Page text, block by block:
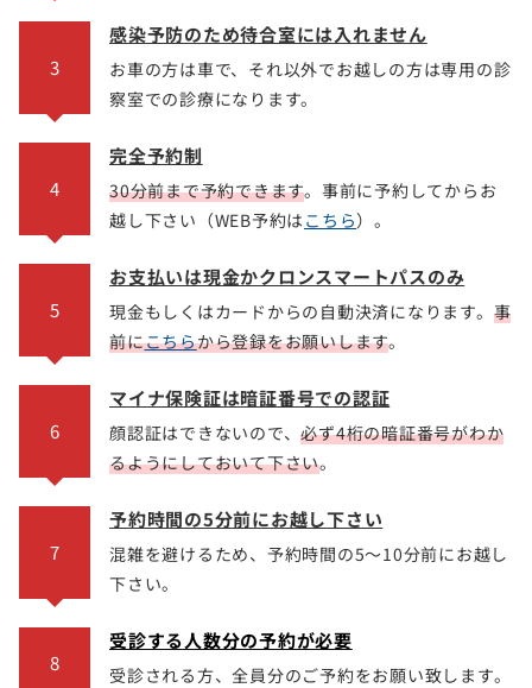
3
感染予防のため待合室には入れません
お車の方は車で、それ以外でお越しの方は専用の診
察室での診療になります。
4
完全予約制
30分前まで予約できます。事前に予約してからお
越し下さい（WEB予約は こちら）。
5
お支払いは現金かクロンスマートパスのみ
現金もしくはカードからの自動決済になります。 事
前にこちらから登録をお願いします。
6
マイナ保険証は暗証番号での認証
顔認証はできないので、必ず4桁の暗証番号がわか
るようにしておいて下さい。
7
予約時間の5分前にお越し下さい
混雑を避けるため、予約時間の5〜10分前にお越し
下さい。
8
受診する人数分の予約が必要
受診される方、全員分のご予約をお願い致します。